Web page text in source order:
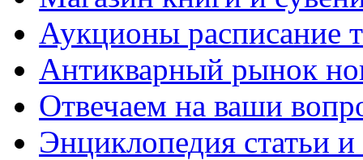
Аукционы расписание
Антикварный рынок
Отвечаем на ваши
Энциклопедия статьи